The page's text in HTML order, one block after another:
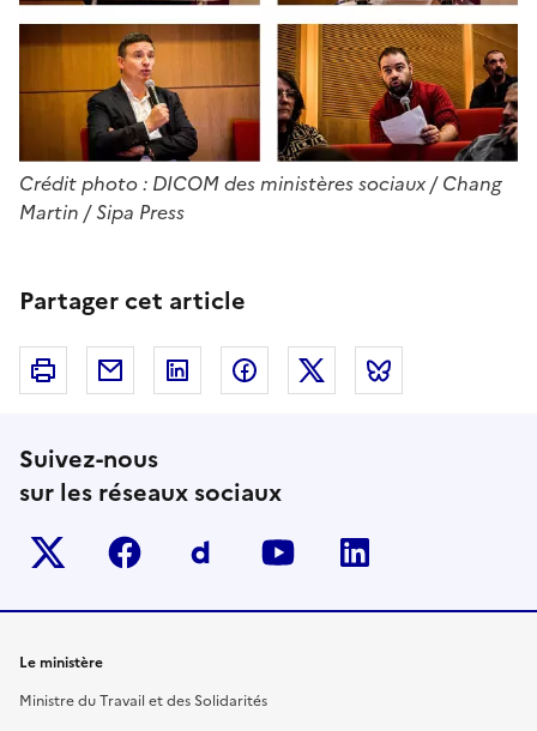
Crédit photo : DICOM des ministères sociaux / Chang
Martin / Sipa Press
Partager cet article
Imprimer Courriel Linkedin FacebookTwitter
Suivez-nous
sur les réseaux sociaux
Twitter-x facebook Dailymotion
youtube
Le ministère
Ministre du Travail et des Solidarités